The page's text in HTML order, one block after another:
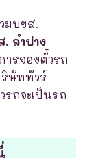
มบขส.
ลำปาง
รจองตั๋วรถ
ริษัททัวร์
รถจะเป็นรถ